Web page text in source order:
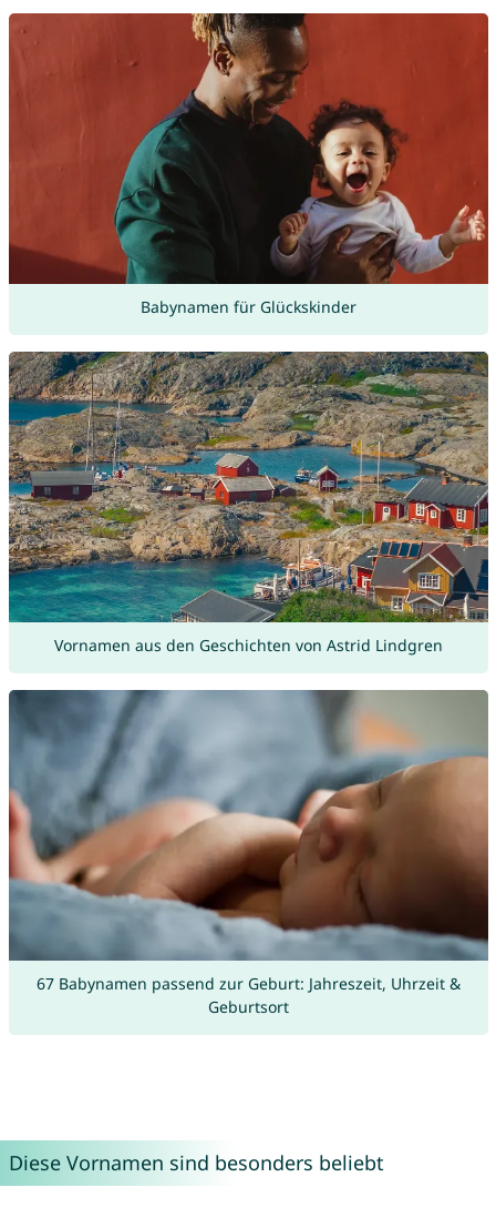
Babynamen für Glückskinder
Vornamen aus den Geschichten von Astrid Lindgren
67 Babynamen passend zur Geburt: Jahreszeit, Uhrzeit &
Geburtsort
Diese Vornamen sind besonders beliebt